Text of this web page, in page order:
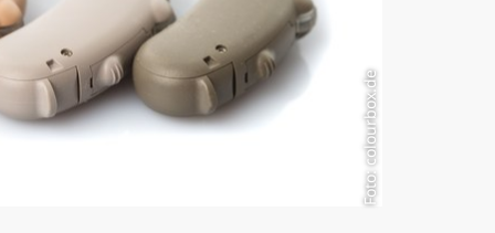
Foto: colourbox.de